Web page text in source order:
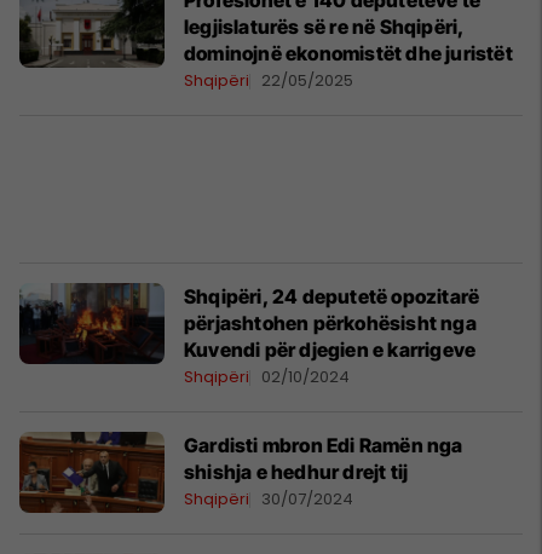
legjislaturës së re në Shqipëri,
dominojnë ekonomistët dhe juristët
Shqipëri 22/05/2025
Shqipëri, 24 deputetë opozitarë
përjashtohen përkohësisht nga
Kuvendi për djegien e karrigeve
Shqipëri 02/10/2024
Gardisti mbron Edi Ramën nga
shishja e hedhur drejt tij
Shqipëri 30/07/2024